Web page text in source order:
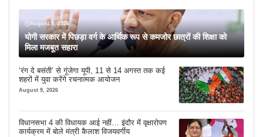
August 9, 2026
योगी सरकार में पिछड़ा वर्ग के आर्थिक रूप से कमजोर छात्रों की शिक्षा को
मिला मजबूत सहारा
‘रंग दे बसंती’ से गूंजेगा यूपी, 11 से 14 अगस्त तक कई
शहरों में युवा करेंगे रचनात्मक आयोजन
August 9, 2026
विधानसभा 4 की विधायक आई नहीं… इंदौर में वृक्षारोपण
कार्यक्रम में बोले मंत्री कैलाश विजयवर्गीय